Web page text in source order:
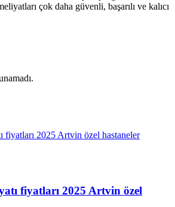
çok daha güvenli, başarılı ve kalıcı
fiyatları 2025 Artvin özel